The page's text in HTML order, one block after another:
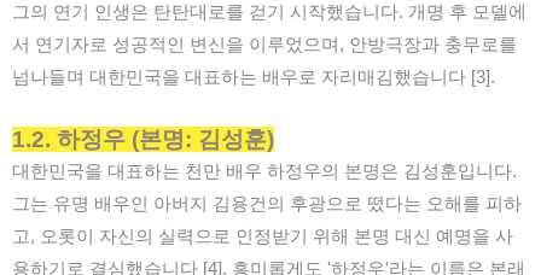
그의 연기 인생은 탄탄대로를 걷기 시작했습니다. 개명 후 모델에
서 연기자로 성공적인 변신을 이루었으며, 안방극장과 충무로를
넘나들며 대한민국을 대표하는 배우로 자리매김했습니다 [3].
1.2. 하정우 (본명: 김성훈)
대한민국을 대표하는 천만 배우 하정우의 본명은 김성훈입니다.
그는 유명 배우인 아버지 김용건의 후광으로 떴다는 오해를 피하
고, 오롯이 자신의 실력으로 인정받기 위해 본명 대신 예명을 사
용하기로 결심했습니다 [4]. 흥미롭게도 '하정우'라는 이름은 본래